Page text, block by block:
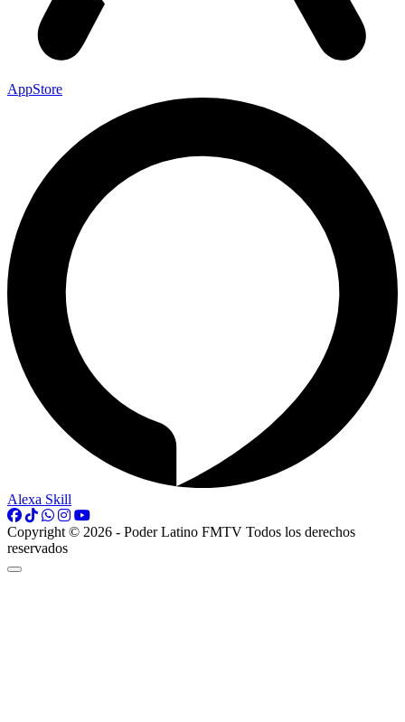
AppStore
Alexa Skill
Copyright © 2026 - Poder Latino FMTV Todos los derechos
reservados